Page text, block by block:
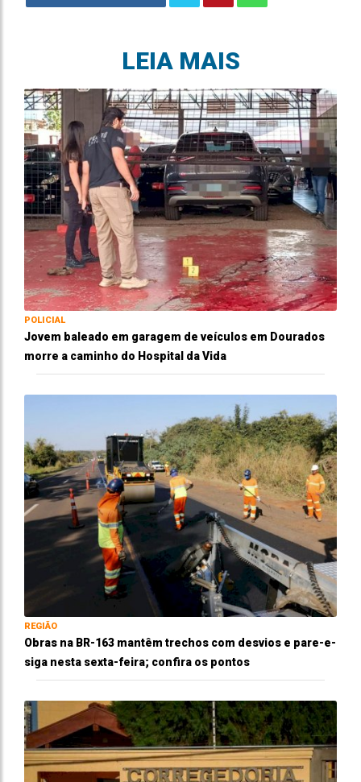
LEIA MAIS
POLICIAL
Jovem baleado em garagem de veículos em Dourados
morre a caminho do Hospital da Vida
REGIÃO
Obras na BR-163 mantêm trechos com desvios e pare-e-
siga nesta sexta-feira; confira os pontos